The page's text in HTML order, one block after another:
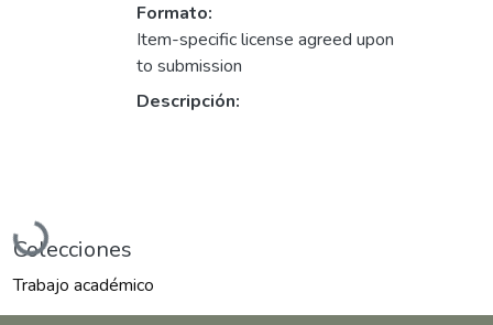
Cargando...
Formato:
Item-specific license agreed upon
to submission
Descripción:
Colecciones
Trabajo académico